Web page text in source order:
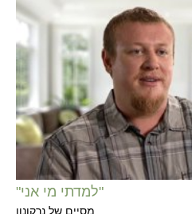
"למדתי מי אני"
מסיים של נרקונון